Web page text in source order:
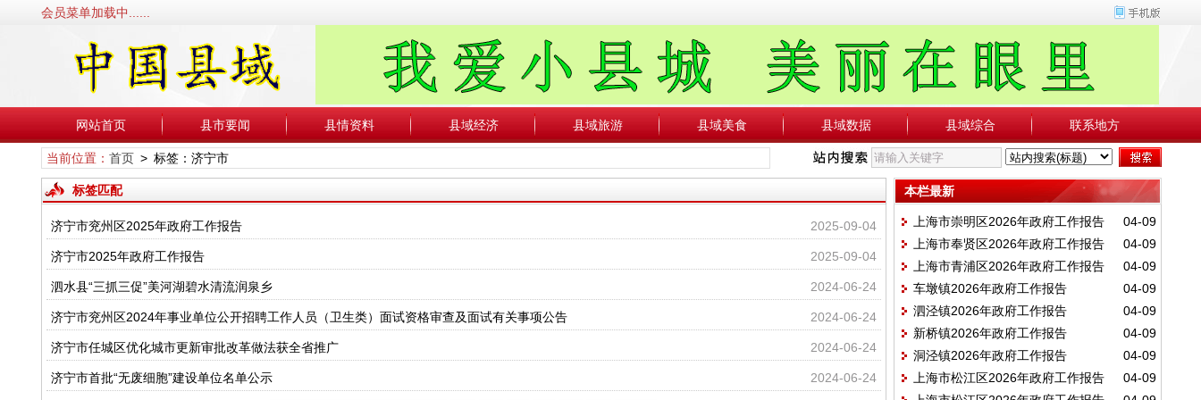
会员菜单加载中......
网站首页 县市要闻 县情资料 县域经济 县域旅游 县域美食 县域数据 县域综合 联系地方
当前位置： 首页> 标签：济宁市
标签匹配
2025-09-04
济宁市兖州区2025年政府工作报告
2025-09-04
济宁市2025年政府工作报告
2024-06-24
泗水县“三抓三促”美河湖碧水清流润泉乡
2024-06-24
济宁市兖州区2024年事业单位公开招聘工作人员（卫生类）面试资格审查及面试有关事项公告
2024-06-24
济宁市任城区优化城市更新审批改革做法获全省推广
2024-06-24
济宁市首批“无废细胞”建设单位名单公示
本栏最新
04-09
上海市崇明区2026年政府工作报告
04-09
上海市奉贤区2026年政府工作报告
04-09
上海市青浦区2026年政府工作报告
04-09
车墩镇2026年政府工作报告
04-09
泗泾镇2026年政府工作报告
04-09
新桥镇2026年政府工作报告
04-09
洞泾镇2026年政府工作报告
04-09
上海市松江区2026年政府工作报告